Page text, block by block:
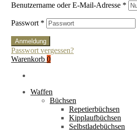
Benutzername oder E-Mail-Adresse *
Passwort *
Anmeldung
Passwort vergessen?
Warenkorb 0
Waffen
Büchsen
Repetierbüchsen
Kipplaufbüchsen
Selbstladebüchsen